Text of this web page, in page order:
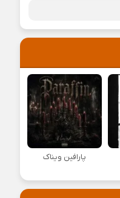
پارافین ویناک